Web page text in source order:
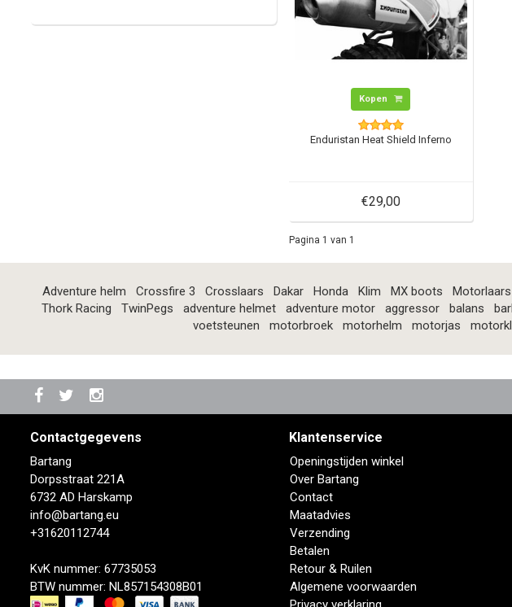
Kopen
Enduristan Heat Shield Inferno
€29,00
Pagina 1 van 1
Adventure helm Crossfire 3 Crosslaars Dakar Honda Klim MX boots Motorlaars
Thork Racing
TwinPegs adventure helmet adventure motor aggressor balans
voetsteunen
motorbroek motorhelm motorjas
Contactgegevens
Bartang
Dorpsstraat 221A
6732 AD Harskamp
info@bartang.eu
+31620112744
KvK nummer: 67735053
BTW nummer: NL857154308B01
Klantenservice
Openingstijden winkel
Over Bartang
Contact
Maatadvies
Verzending
Betalen
Retour & Ruilen
Algemene voorwaarden